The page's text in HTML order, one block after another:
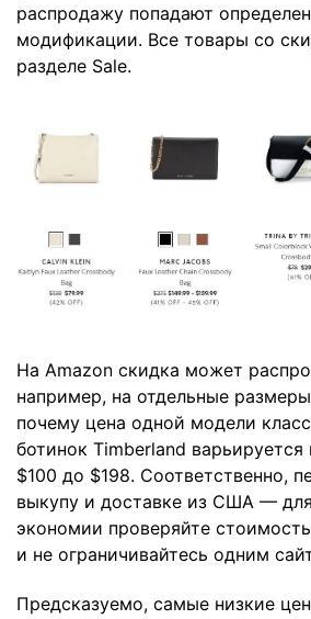
распродажу попадают
модификации. Все товары со
разделе Sale.
На Amazon скидка может
например, на отдельные
почему цена одной модели
ботинок Timberland варьируется
$100 до $198. Соответственно,
выкупу и доставке из США —
экономии проверяйте
и не ограничивайтесь одним
Предсказуемо, самые низкие